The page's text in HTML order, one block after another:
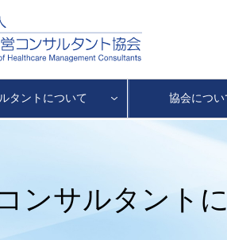
タントについて 協会につい
ンサルタント